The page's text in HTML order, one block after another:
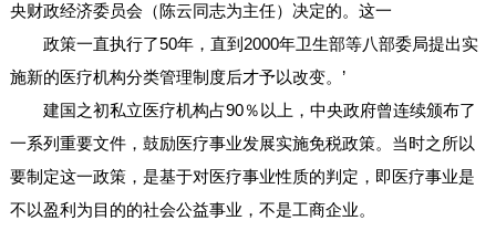
央财政经济委员会（陈云同志为主任）决定的。这一
政策一直执行了50年，直到2000年卫生部等八部委局提出实
施新的医疗机构分类管理制度后才予以改变。’
建国之初私立医疗机构占90％以上，中央政府曾连续颁布了
一系列重要文件，鼓励医疗事业发展实施免税政策。当时之所以
要制定这一政策，是基于对医疗事业性质的判定，即医疗事业是
不以盈利为目的的社会公益事业，不是工商企业。